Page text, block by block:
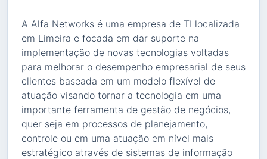
A Alfa Networks é uma empresa de TI localizada
em Limeira e focada em dar suporte na
implementação de novas tecnologias voltadas
para melhorar o desempenho empresarial de seus
clientes baseada em um modelo flexível de
atuação visando tornar a tecnologia em uma
importante ferramenta de gestão de negócios,
quer seja em processos de planejamento,
controle ou em uma atuação em nível mais
estratégico através de sistemas de informação